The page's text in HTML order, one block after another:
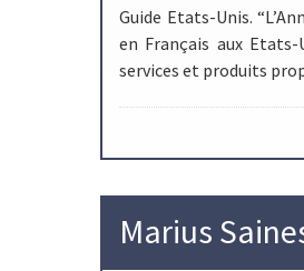
Guide Etats-Unis.
en Français aux
services et produits
Marius